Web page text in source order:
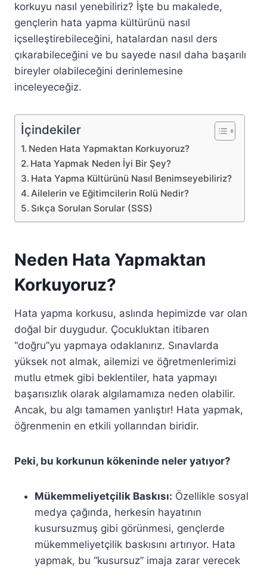
korkuyu nasıl yenebiliriz? İşte bu makalede,
gençlerin hata yapma kültürünü nasıl
içselleştirebileceğini, hatalardan nasıl ders
çıkarabileceğini ve bu sayede nasıl daha başarılı
bireyler olabileceğini derinlemesine
inceleyeceğiz.
İçindekiler
Neden Hata Yapmaktan Korkuyoruz?
Hata Yapmak Neden İyi Bir Şey?
Hata Yapma Kültürünü Nasıl Benimseyebiliriz?
Ailelerin ve Eğitimcilerin Rolü Nedir?
Sıkça Sorulan Sorular (SSS)
Neden Hata Yapmaktan
Korkuyoruz?
Hata yapma korkusu, aslında hepimizde var olan
doğal bir duygudur. Çocukluktan itibaren
“doğru”yu yapmaya odaklanırız. Sınavlarda
yüksek not almak, ailemizi ve öğretmenlerimizi
mutlu etmek gibi beklentiler, hata yapmayı
başarısızlık olarak algılamamıza neden olabilir.
Ancak, bu algı tamamen yanlıştır! Hata yapmak,
öğrenmenin en etkili yollarından biridir.
Peki, bu korkunun kökeninde neler yatıyor?
Mükemmeliyetçilik Baskısı: Özellikle sosyal
medya çağında, herkesin hayatının
kusursuzmuş gibi görünmesi, gençlerde
mükemmeliyetçilik baskısını artırıyor. Hata
yapmak, bu “kusursuz” imaja zarar verecek